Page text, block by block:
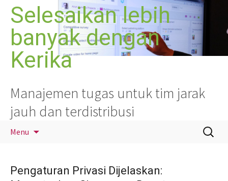
Langsung
Selesaikan lebih
banyak dengan
Kerika
Manajemen tugas untuk tim jarak
jauh dan terdistribusi
Menu
Cari
untuk:
Pengaturan Privasi Dijelaskan: